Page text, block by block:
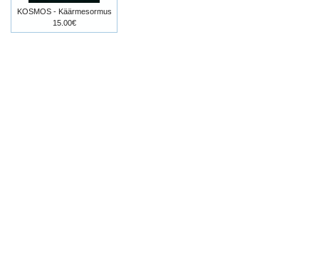
KOSMOS - Käärmesormus
15.00€